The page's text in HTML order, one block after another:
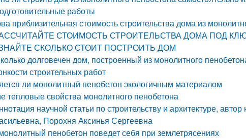
работы
приблизительная стоимость строительства дома из
СТОИМОСТЬ СТРОИТЕЛЬСТВА ДОМА ПОД
СКОЛЬКО СТОИТ ПОСТРОИТЬ ДОМ
долговечен дом, построенный из монолитного
строительных работ
ли монолитный пенобетон экологичным материалом
тепловые свойства монолитного пенобетона
научной статьи по строительству и архитектуре,
Порохня Аксинья Сергеевна
пенобетон поведет себя при землетрясениях